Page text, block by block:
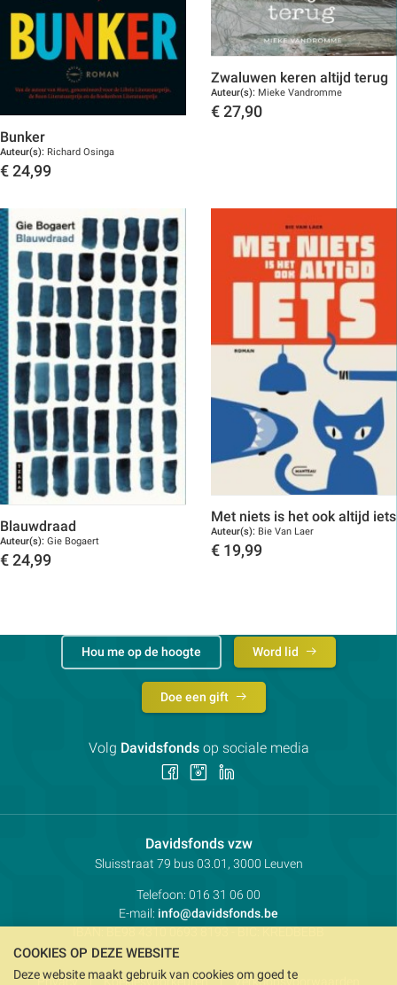
Bunker
Auteur(s): Richard Osinga
€ 24,99
Zwaluwen keren altijd terug
Auteur(s): Mieke Vandromme
€ 27,90
Blauwdraad
Auteur(s): Gie Bogaert
€ 24,99
Met niets is het ook altijd iets
Auteur(s): Bie Van Laer
€ 19,99
Davidsfonds vzwContactpersoon:
Adres:
Sluisstraat 79 bus 03.01, 3000 Leuven
Telefoon: 016 31 06 00
E-mail: info@davidsfonds.be
IBAN:BE98 4310 0693 8193- BIC:KREDBEBB
Privacy Koekjesvoorkeuren Verkoopsvoorwaarden
Hou me op de hoogte Word lid
Doe een gift
Volg Davidsfondsop sociale media
Volg Volg
COOKIES OP DEZE WEBSITE
Deze website maakt gebruik van cookies om goed te